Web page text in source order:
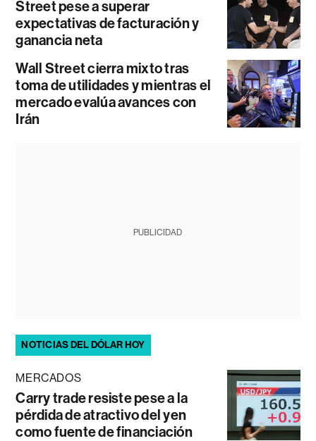
Street pese a superar
expectativas de facturación y
ganancia neta
Wall Street cierra mixto tras
toma de utilidades y mientras el
mercado evalúa avances con
Irán
PUBLICIDAD
NOTICIAS DEL DÓLAR HOY
MERCADOS
Carry trade resiste pese a la
pérdida de atractivo del yen
como fuente de financiación